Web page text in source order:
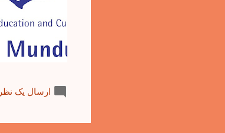
ارسال یک نظر